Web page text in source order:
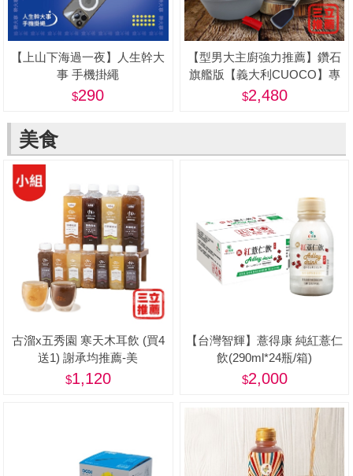
【上山下海過一夜】人生幹大
事 手機掛繩
290
【型男大主廚強力推薦】鑽石
旗艦版【義大利CUOCO】專
利石墨烯S3-IH深煎炒鍋
2,480
美食
古溜x五秀園 寒天木耳飲 (買4
送1) 謝承均推薦-美
1,120
【台灣智輝】薏得康 純紅薏仁
飲(290ml*24瓶/箱)
2,000